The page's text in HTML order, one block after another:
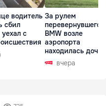
водитель
сбил
с
За рулем
BMW возле
аэропорта
находилась дочь
директора лицея
вчера